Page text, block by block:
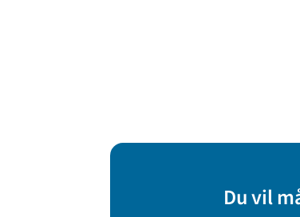
Du vil